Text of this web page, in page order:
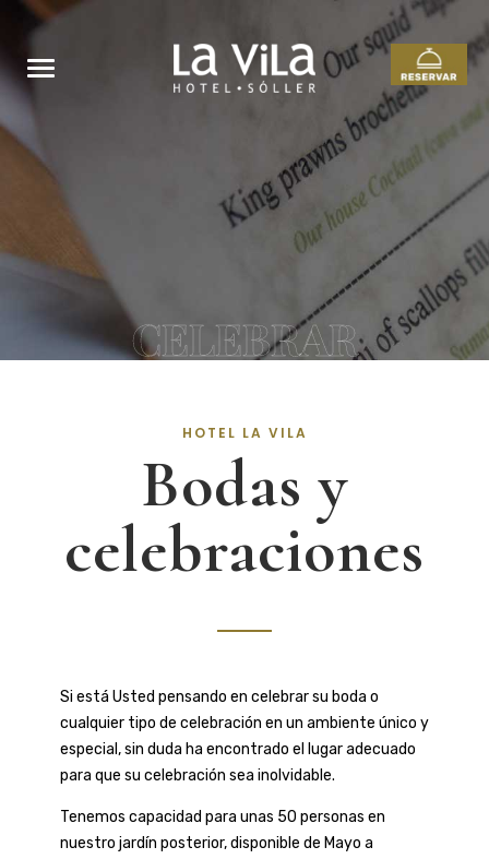
CELEBRAR
HOTEL LA VILA
Bodas y
celebraciones
Si está Usted pensando en celebrar su boda o
cualquier tipo de celebración en un ambiente único y
especial, sin duda ha encontrado el lugar adecuado
para que su celebración sea inolvidable.
Tenemos capacidad para unas 50 personas en
nuestro jardín posterior, disponible de Mayo a